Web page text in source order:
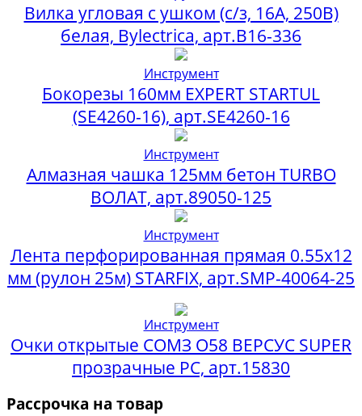
Вилка угловая с ушком (с/з, 16А, 250В)
белая, Bylectrica, арт.В16-336
Инструмент
Бокорезы 160мм EXPERT STARTUL
(SE4260-16), арт.SE4260-16
Инструмент
Алмазная чашка 125мм бетон TURBO
ВОЛАТ, арт.89050-125
Инструмент
Лента перфорированная прямая 0.55х12
мм (рулон 25м) STARFIX, арт.SMP-40064-25
Инструмент
Очки открытые СОМЗ О58 ВЕРСУС SUPER
прозрачные PC, арт.15830
Рассрочка на товар